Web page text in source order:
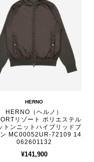
HERNO
HERNO（ヘルノ）
リゾート ポリエステル
トンニットハイブリッドブ
ン MC00052UR-72109 14
062601132
¥141,900